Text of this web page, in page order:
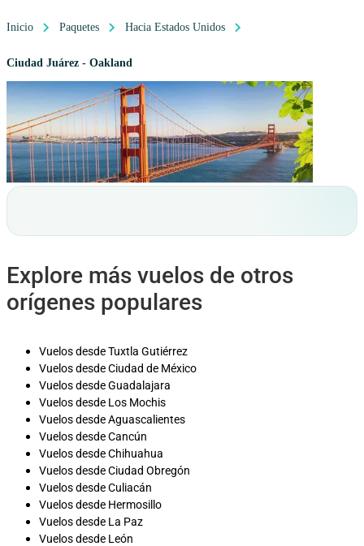
Inicio Paquetes Hacia Estados Unidos
Ciudad Juárez - Oakland
Explore más vuelos de otros
orígenes populares
Vuelos desde Tuxtla Gutiérrez
Vuelos desde Ciudad de México
Vuelos desde Guadalajara
Vuelos desde Los Mochis
Vuelos desde Aguascalientes
Vuelos desde Cancún
Vuelos desde Chihuahua
Vuelos desde Ciudad Obregón
Vuelos desde Culiacán
Vuelos desde Hermosillo
Vuelos desde La Paz
Vuelos desde León